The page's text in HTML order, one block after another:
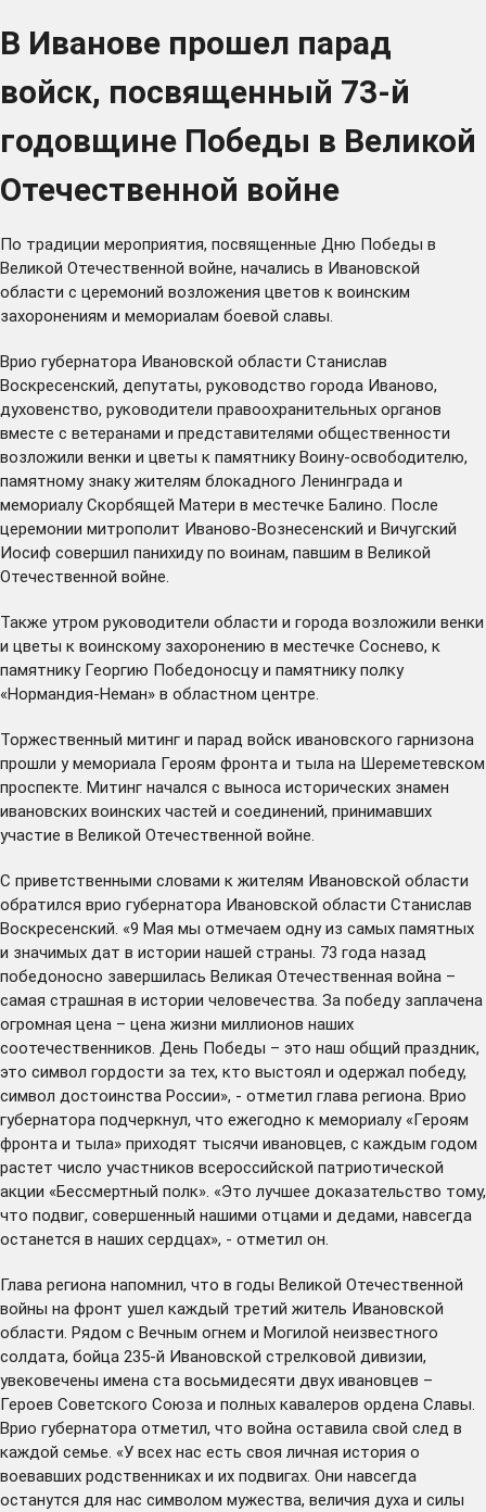
В Иванове прошел парад
войск, посвященный 73-й
годовщине Победы в Великой
Отечественной войне
По традиции мероприятия, посвященные Дню Победы в
Великой Отечественной войне, начались в Ивановской
области с церемоний возложения цветов к воинским
захоронениям и мемориалам боевой славы.
Врио губернатора Ивановской области Станислав
Воскресенский, депутаты, руководство города Иваново,
духовенство, руководители правоохранительных органов
вместе с ветеранами и представителями общественности
возложили венки и цветы к памятнику Воину-освободителю,
памятному знаку жителям блокадного Ленинграда и
мемориалу Скорбящей Матери в местечке Балино. После
церемонии митрополит Иваново-Вознесенский и Вичугский
Иосиф совершил панихиду по воинам, павшим в Великой
Отечественной войне.
Также утром руководители области и города возложили венки
и цветы к воинскому захоронению в местечке Соснево, к
памятнику Георгию Победоносцу и памятнику полку
«Нормандия-Неман» в областном центре.
Торжественный митинг и парад войск ивановского гарнизона
прошли у мемориала Героям фронта и тыла на Шереметевском
проспекте. Митинг начался с выноса исторических знамен
ивановских воинских частей и соединений, принимавших
участие в Великой Отечественной войне.
С приветственными словами к жителям Ивановской области
обратился врио губернатора Ивановской области Станислав
Воскресенский. «9 Мая мы отмечаем одну из самых памятных
и значимых дат в истории нашей страны. 73 года назад
победоносно завершилась Великая Отечественная война –
самая страшная в истории человечества. За победу заплачена
огромная цена – цена жизни миллионов наших
соотечественников. День Победы – это наш общий праздник,
это символ гордости за тех, кто выстоял и одержал победу,
символ достоинства России», - отметил глава региона. Врио
губернатора подчеркнул, что ежегодно к мемориалу «Героям
фронта и тыла» приходят тысячи ивановцев, с каждым годом
растет число участников всероссийской патриотической
акции «Бессмертный полк». «Это лучшее доказательство тому,
что подвиг, совершенный нашими отцами и дедами, навсегда
останется в наших сердцах», - отметил он.
Глава региона напомнил, что в годы Великой Отечественной
войны на фронт ушел каждый третий житель Ивановской
области. Рядом с Вечным огнем и Могилой неизвестного
солдата, бойца 235-й Ивановской стрелковой дивизии,
увековечены имена ста восьмидесяти двух ивановцев –
Героев Советского Союза и полных кавалеров ордена Славы.
Врио губернатора отметил, что война оставила свой след в
каждой семье. «У всех нас есть своя личная история о
воевавших родственниках и их подвигах. Они навсегда
останутся для нас символом мужества, величия духа и силы